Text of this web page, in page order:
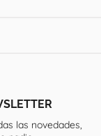
las novedades,